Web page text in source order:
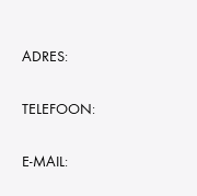
ADRES:
TELEFOON:
E-MAIL: